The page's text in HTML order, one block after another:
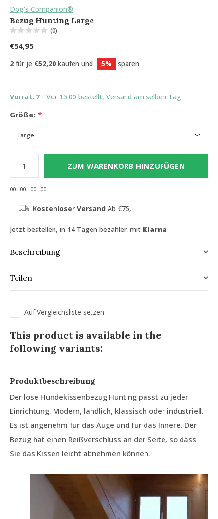
Dog's Companion®
Bezug Hunting Large
(0)
€54,95
2 für je €52,20 kaufen und 5% sparen
Vorrat: 7 - Vor 15:00 bestellt, Versand am selben Tag
Größe: *
ZUM WARENKORB HINZUFÜGEN
00 : 00 : 00 : 00
Kostenloser Versand Ab €75,-
Jetzt bestellen, in 14 Tagen bezahlen mit Klarna
Beschreibung
Teilen
Auf Vergleichsliste setzen
This product is available in the
following variants:
Produktbeschreibung
Der lose Hundekissenbezug Hunting passt zu jeder
Einrichtung. Modern, ländlich, klassisch oder industriell.
Es ist angenehm für das Auge und für das Innere. Der
Bezug hat einen Reißverschluss an der Seite, so dass
Sie das Kissen leicht abnehmen können.